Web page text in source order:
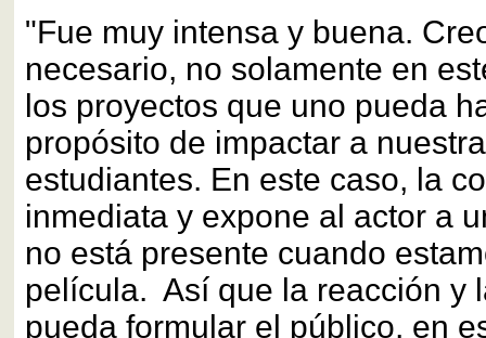
"Fue muy intensa y buena.
necesario, no solamente en
los proyectos que uno pueda
propósito de impactar a
estudiantes. En este caso, la
inmediata y expone al actor a
no está presente cuando
película. Así que la reacción y
pueda formular el público, en